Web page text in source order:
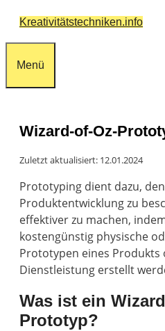
ZumKreativitätstechniken.info
Menü
Wizard-of-Oz-
Zuletzt aktualisiert: 12.01.2024
Prototyping dient dazu,
Produktentwicklung zu
effektiver zu machen,
kostengünstig physische
Prototypen eines Produkts
Dienstleistung erstellt
Was ist ein
Prototyp?